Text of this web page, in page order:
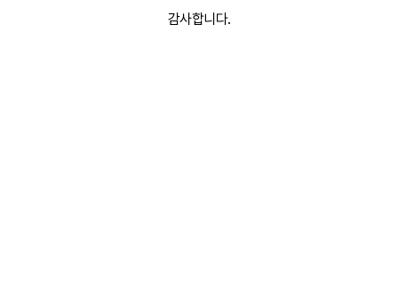
감사합니다.